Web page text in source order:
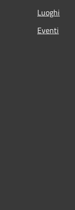
Luoghi
Eventi